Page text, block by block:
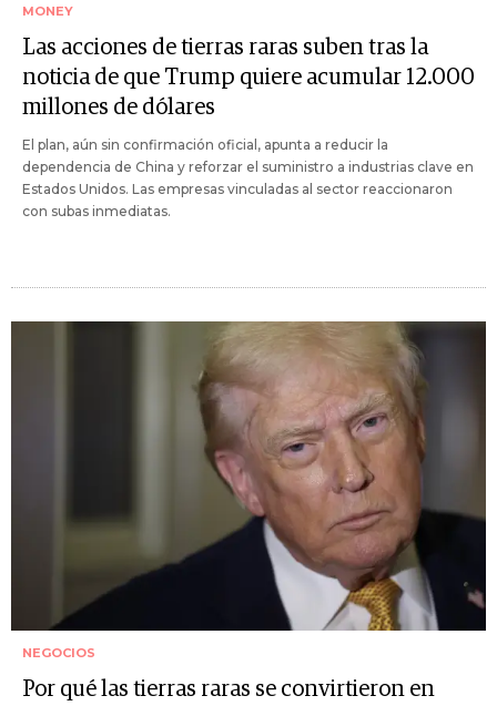
MONEY
Las acciones de tierras raras suben tras la
noticia de que Trump quiere acumular 12.000
millones de dólares
El plan, aún sin confirmación oficial, apunta a reducir la
dependencia de China y reforzar el suministro a industrias clave en
Estados Unidos. Las empresas vinculadas al sector reaccionaron
con subas inmediatas.
NEGOCIOS
Por qué las tierras raras se convirtieron en